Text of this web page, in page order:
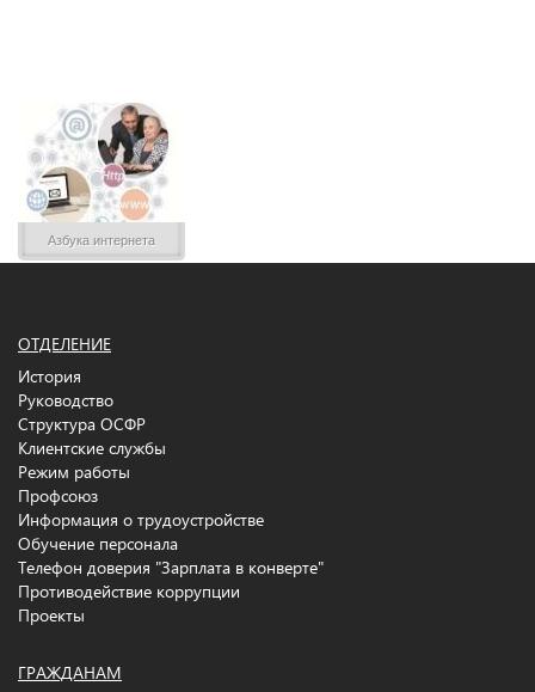
Азбука интернета
ОТДЕЛЕНИЕ
История
Руководство
Структура ОСФР
Клиентские службы
Режим работы
Профсоюз
Информация о трудоустройстве
Обучение персонала
Телефон доверия "Зарплата в конверте"
Противодействие коррупции
Проекты
ГРАЖДАНАМ